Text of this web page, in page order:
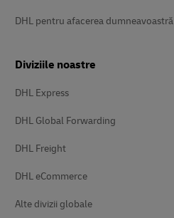
DHL pentru afacerea dumneavoastră
Diviziile noastre
DHL Express
DHL Global Forwarding
DHL Freight
DHL eCommerce
Alte divizii globale